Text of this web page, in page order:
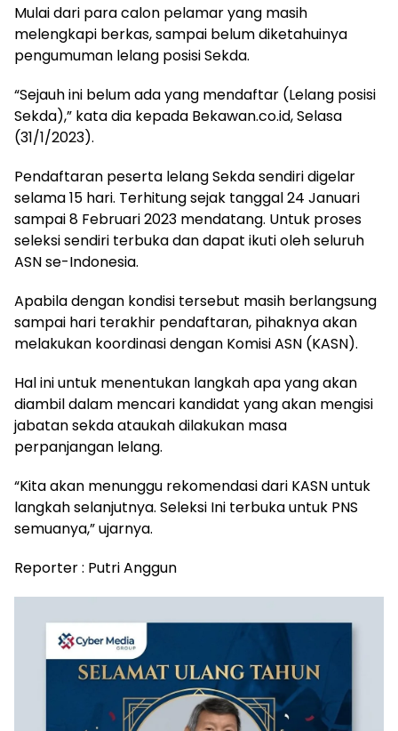
Mulai dari para calon pelamar yang masih
melengkapi berkas, sampai belum diketahuinya
pengumuman lelang posisi Sekda.
“Sejauh ini belum ada yang mendaftar (Lelang posisi
Sekda),” kata dia kepada Bekawan.co.id, Selasa
(31/1/2023).
Pendaftaran peserta lelang Sekda sendiri digelar
selama 15 hari. Terhitung sejak tanggal 24 Januari
sampai 8 Februari 2023 mendatang. Untuk proses
seleksi sendiri terbuka dan dapat ikuti oleh seluruh
ASN se-Indonesia.
Apabila dengan kondisi tersebut masih berlangsung
sampai hari terakhir pendaftaran, pihaknya akan
melakukan koordinasi dengan Komisi ASN (KASN).
Hal ini untuk menentukan langkah apa yang akan
diambil dalam mencari kandidat yang akan mengisi
jabatan sekda ataukah dilakukan masa
perpanjangan lelang.
“Kita akan menunggu rekomendasi dari KASN untuk
langkah selanjutnya. Seleksi Ini terbuka untuk PNS
semuanya,” ujarnya.
Reporter : Putri Anggun